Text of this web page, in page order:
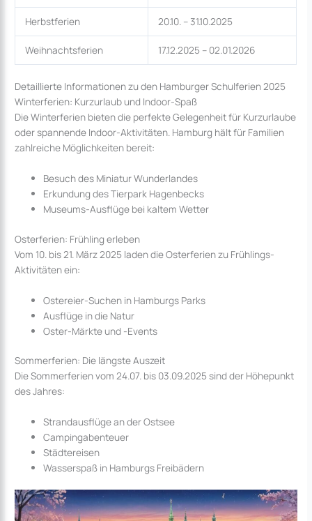
Herbstferien 20.10. – 31.10.2025
Weihnachtsferien 17.12.2025 – 02.01.2026
Detaillierte Informationen zu den Hamburger Schulferien 2025
Winterferien: Kurzurlaub und Indoor-Spaß
Die Winterferien bieten die perfekte Gelegenheit für Kurzurlaube
oder spannende Indoor-Aktivitäten. Hamburg hält für Familien
zahlreiche Möglichkeiten bereit:
Besuch des Miniatur Wunderlandes
Erkundung des Tierpark Hagenbecks
Museums-Ausflüge bei kaltem Wetter
Osterferien: Frühling erleben
Vom 10. bis 21. März 2025 laden die Osterferien zu Frühlings-
Aktivitäten ein:
Ostereier-Suchen in Hamburgs Parks
Ausflüge in die Natur
Oster-Märkte und -Events
Sommerferien: Die längste Auszeit
Die Sommerferien vom 24.07. bis 03.09.2025 sind der Höhepunkt
des Jahres:
Strandausflüge an der Ostsee
Campingabenteuer
Städtereisen
Wasserspaß in Hamburgs Freibädern